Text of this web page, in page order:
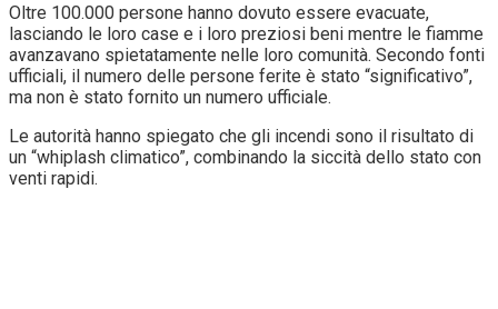
Oltre 100.000 persone hanno dovuto essere evacuate,
lasciando le loro case e i loro preziosi beni mentre le fiamme
avanzavano spietatamente nelle loro comunità. Secondo fonti
ufficiali, il numero delle persone ferite è stato “significativo”,
ma non è stato fornito un numero ufficiale.
Le autorità hanno spiegato che gli incendi sono il risultato di
un “whiplash climatico”, combinando la siccità dello stato con
venti rapidi.